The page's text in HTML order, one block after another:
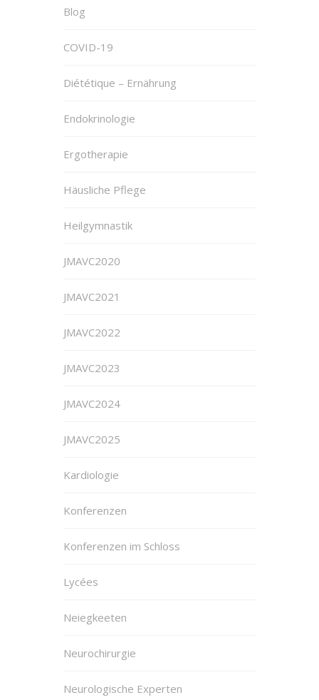
Blog
COVID-19
Diététique – Ernährung
Endokrinologie
Ergotherapie
Häusliche Pflege
Heilgymnastik
JMAVC2020
JMAVC2021
JMAVC2022
JMAVC2023
JMAVC2024
JMAVC2025
Kardiologie
Konferenzen
Konferenzen im Schloss
Lycées
Neiegkeeten
Neurochirurgie
Neurologische Experten